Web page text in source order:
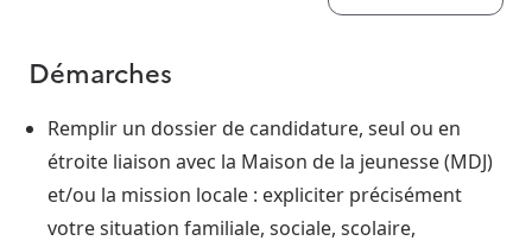
Démarches
Remplir un dossier de candidature, seul ou en
étroite liaison avec la Maison de la jeunesse (MDJ)
et/ou la mission locale : expliciter précisément
votre situation familiale, sociale, scolaire,